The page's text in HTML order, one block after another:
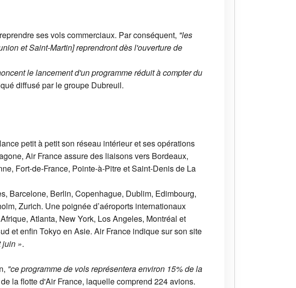
ses vols commerciaux. Par conséquent, "les
et Saint-Martin] reprendront dès l'ouverture de
le lancement d'un programme réduit à compter du
diffusé par le groupe Dubreuil.
petit à petit son réseau intérieur et ses opérations
Air France assure des liaisons vers Bordeaux,
Fort-de-France, Pointe-à-Pitre et Saint-Denis de La
Barcelone, Berlin, Copenhague, Dublim, Edimbourg,
Zurich. Une poignée d’aéroports internationaux
Atlanta, New York, Los Angeles, Montréal et
et enfin Tokyo en Asie. Air France indique sur son site
juin ».
"ce programme de vols représentera environ 15% de la
la flotte d'Air France, laquelle comprend 224 avions.